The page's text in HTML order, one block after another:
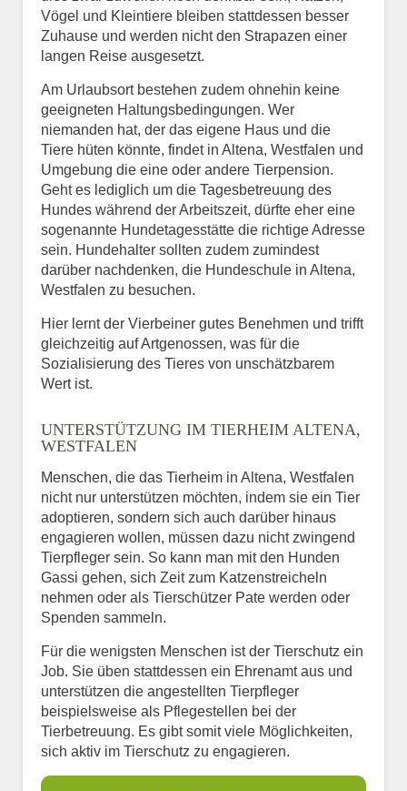
Vögel und Kleintiere bleiben stattdessen besser
Zuhause und werden nicht den Strapazen einer
langen Reise ausgesetzt.
Am Urlaubsort bestehen zudem ohnehin keine
geeigneten Haltungsbedingungen. Wer
niemanden hat, der das eigene Haus und die
Tiere hüten könnte, findet in Altena, Westfalen und
Umgebung die eine oder andere Tierpension.
Geht es lediglich um die Tagesbetreuung des
Hundes während der Arbeitszeit, dürfte eher eine
sogenannte Hundetagesstätte die richtige Adresse
sein. Hundehalter sollten zudem zumindest
darüber nachdenken, die Hundeschule in Altena,
Westfalen zu besuchen.
Hier lernt der Vierbeiner gutes Benehmen und trifft
gleichzeitig auf Artgenossen, was für die
Sozialisierung des Tieres von unschätzbarem
Wert ist.
UNTERSTÜTZUNG IM TIERHEIM ALTENA,
WESTFALEN
Menschen, die das Tierheim in Altena, Westfalen
nicht nur unterstützen möchten, indem sie ein Tier
adoptieren, sondern sich auch darüber hinaus
engagieren wollen, müssen dazu nicht zwingend
Tierpfleger sein. So kann man mit den Hunden
Gassi gehen, sich Zeit zum Katzenstreicheln
nehmen oder als Tierschützer Pate werden oder
Spenden sammeln.
Für die wenigsten Menschen ist der Tierschutz ein
Job. Sie üben stattdessen ein Ehrenamt aus und
unterstützen die angestellten Tierpfleger
beispielsweise als Pflegestellen bei der
Tierbetreuung. Es gibt somit viele Möglichkeiten,
sich aktiv im Tierschutz zu engagieren.